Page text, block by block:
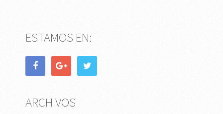
ESTAMOS EN:
ARCHIVOS